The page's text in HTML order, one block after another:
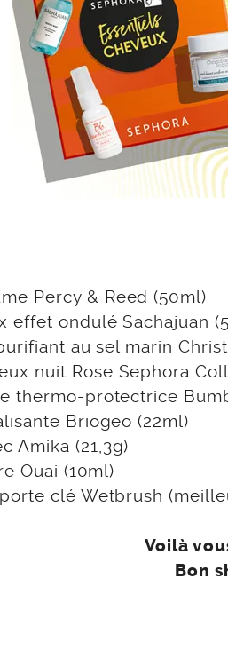
Percy & Reed (50ml)
effet ondulé Sachajuan
au sel marin
nuit Rose Sephora
thermo-protectrice
Briogeo (22ml)
Amika (21,3g)
Ouai (10ml)
clé Wetbrush
Voilà
Bon